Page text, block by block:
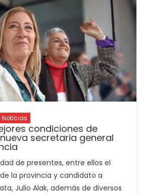
Noticias
condiciones de
secretaria general
de presentes, entre ellos el
la provincia y candidato a
Julio Alak, además de diversos